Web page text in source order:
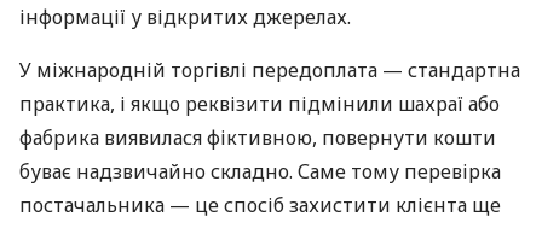
інформації у відкритих джерелах.
У міжнародній торгівлі передоплата — стандартна
практика, і якщо реквізити підмінили шахраї або
фабрика виявилася фіктивною, повернути кошти
буває надзвичайно складно. Саме тому перевірка
постачальника — це спосіб захистити клієнта ще